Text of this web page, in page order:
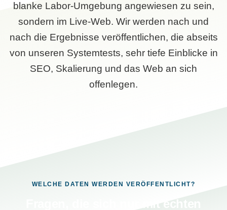
blanke Labor-Umgebung angewiesen zu sein,
sondern im Live-Web. Wir werden nach und
nach die Ergebnisse veröffentlichen, die abseits
von unseren Systemtests, sehr tiefe Einblicke in
SEO, Skalierung und das Web an sich
offenlegen.
WELCHE DATEN WERDEN VERÖFFENTLICHT?